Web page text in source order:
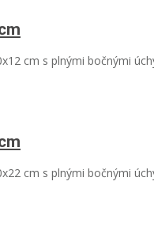
cm s plnými bočnými
cm s plnými bočnými